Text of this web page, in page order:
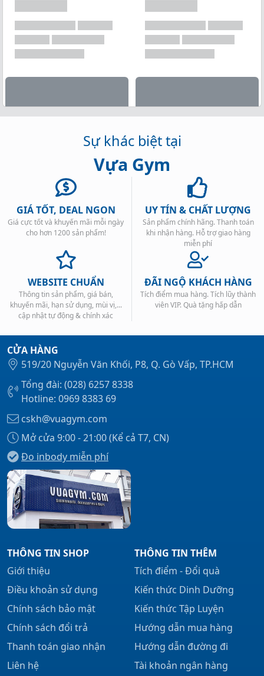
Xem tất cả →
Xem tất cả →
Sự khác biệt tại
Vựa Gym
GIÁ TỐT, DEAL NGON
Giá cực tốt và khuyến mãi mỗi ngày
cho hơn 1200 sản phẩm!
UY TÍN & CHẤT LƯỢNG
Sản phẩm chính hãng. Thanh toán
khi nhận hàng. Hỗ trợ giao hàng
miễn phí
WEBSITE CHUẨN
Thông tin sản phẩm, giá bán,
khuyến mãi, hạn sử dụng, mùi vị,...
cập nhật tự động & chính xác
ĐÃI NGỘ KHÁCH HÀNG
Tích điểm mua hàng. Tích lũy thành
viên VIP. Quà tặng hấp dẫn
CỬA HÀNG
519/20 Nguyễn Văn Khối, P8, Q. Gò Vấp, TP.HCM
Tổng đài: (028) 6257 8338
Hotline: 0969 8383 69
cskh@vuagym.com
Mở cửa 9:00 - 21:00 (Kể cả T7, CN)
Đo inbody miễn phí
THÔNG TIN SHOP
Giới thiệu
Điều khoản sử dụng
Chính sách bảo mật
Chính sách đổi trả
Thanh toán giao nhận
Liên hệ
THÔNG TIN THÊM
Tích điểm - Đổi quà
Kiến thức Dinh Dưỡng
Kiến thức Tập Luyện
Hướng dẫn mua hàng
Hướng dẫn đường đi
Tài khoản ngân hàng